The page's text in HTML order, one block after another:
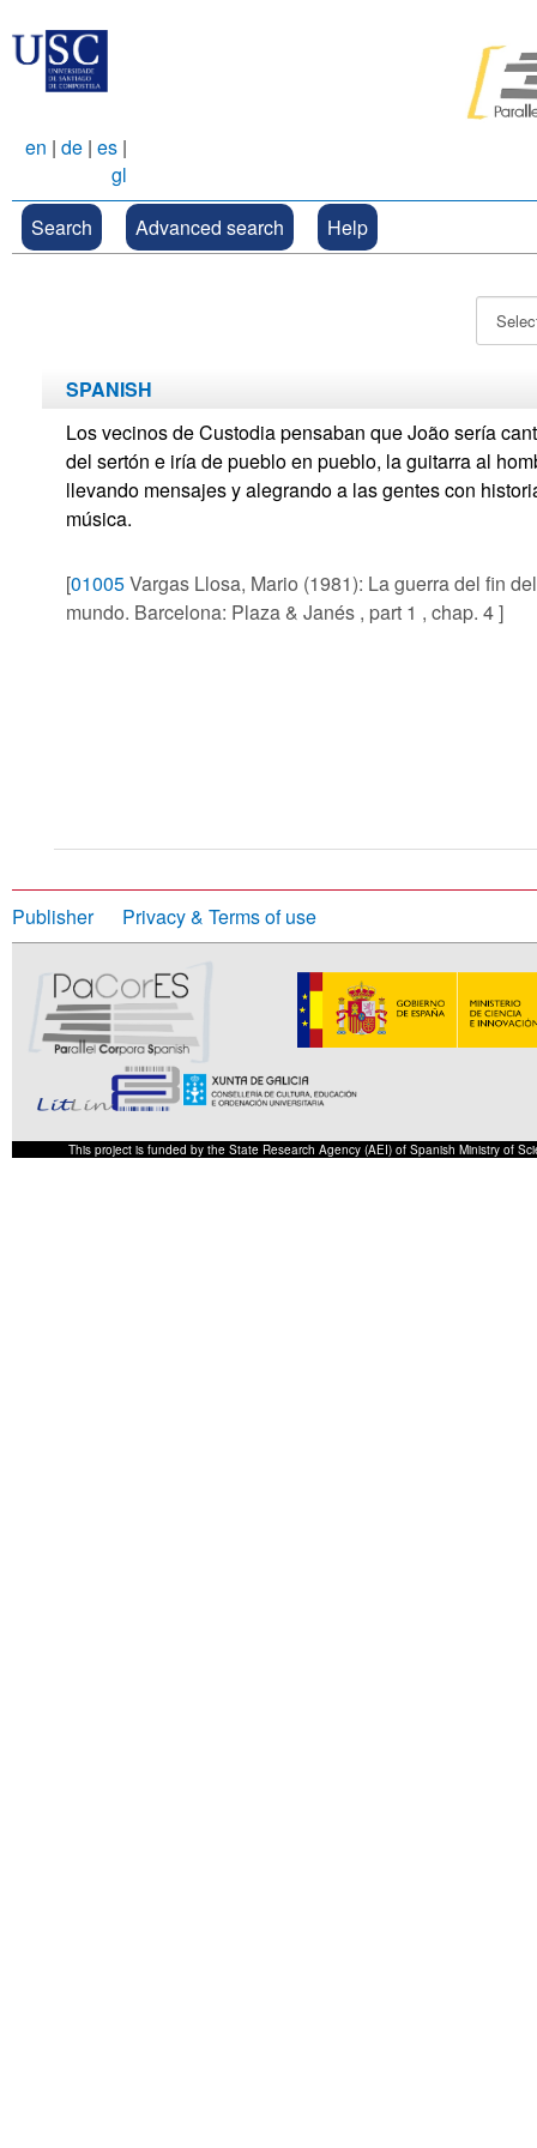
en | de | es |
gl
Search
Advanced search Help
SPANISH
Los vecinos de Custodia pensaban que João sería
del sertón e iría de pueblo en pueblo, la guitarra al
llevando mensajes y alegrando a las gentes con
música.
[01005Vargas Llosa, Mario (1981): La guerra del fin del
mundo. Barcelona: Plaza & Janés , part 1 , chap. 4 ]
Publisher Privacy & Terms of use
This project is funded by the State Research Agency (AEI) of Spanish Ministry of